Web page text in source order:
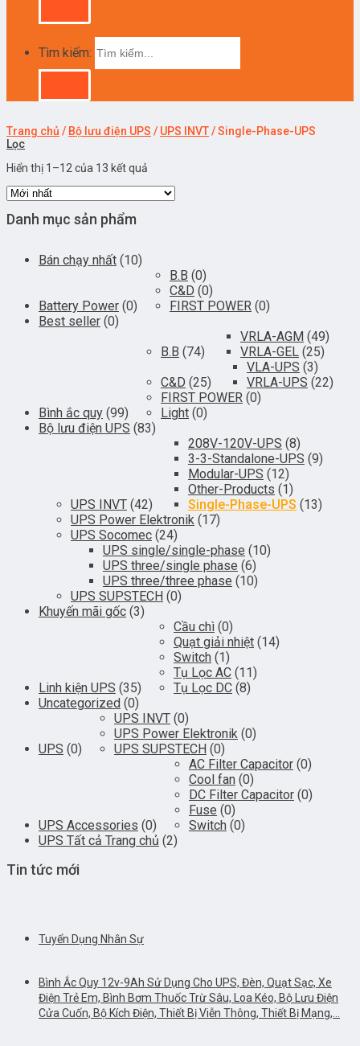
Tìm kiếm:
Trang chủ / Bộ lưu điện UPS / UPS INVT/Single-Phase-UPS
Lọc
Hiển thị 1–12 của 13 kết quả
Danh mục sản phẩm
Bán chạy nhất (10)
Battery Power (0)
B.B (0)
C&D (0)
FIRST POWER (0)
Best seller (0)
Bình ắc quy (99)
B.B (74)
VRLA-AGM (49)
VRLA-GEL (25)
C&D (25)
VLA-UPS (3)
VRLA-UPS (22)
FIRST POWER (0)
Light (0)
Bộ lưu điện UPS (83)
UPS INVT (42)
208V-120V-UPS (8)
3-3-Standalone-UPS (9)
Modular-UPS (12)
Other-Products (1)
Single-Phase-UPS (13)
UPS Power Elektronik (17)
UPS Socomec (24)
UPS single/single-phase (10)
UPS three/single phase (6)
UPS three/three phase (10)
UPS SUPSTECH (0)
Khuyến mãi gốc (3)
Linh kiện UPS (35)
Cầu chì (0)
Quạt giải nhiệt (14)
Switch (1)
Tụ Lọc AC (11)
Tụ Lọc DC (8)
Uncategorized (0)
UPS (0)
UPS INVT (0)
UPS Power Elektronik (0)
UPS SUPSTECH (0)
UPS Accessories (0)
AC Filter Capacitor (0)
Cool fan (0)
DC Filter Capacitor (0)
Fuse (0)
Switch (0)
UPS Tất cả Trang chủ (2)
Tin tức mới
Tuyển Dụng Nhân Sự
Bình Ắc Quy 12v-9Ah Sử Dụng Cho UPS, Đèn, Quạt Sạc, Xe
Điện Trẻ Em, Bình Bơm Thuốc Trừ Sâu, Loa Kéo, Bộ Lưu Điện
Cửa Cuốn, Bộ Kích Điện, Thiết Bị Viễn Thông, Thiết Bị Mạng,…